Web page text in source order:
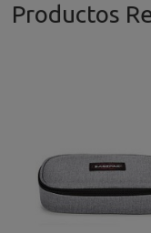
Productos